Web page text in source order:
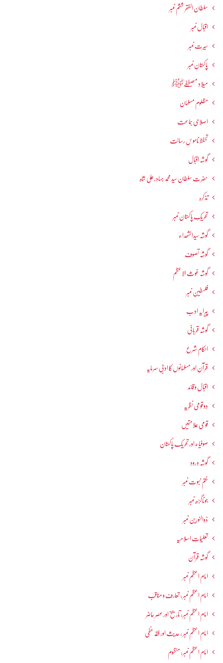
سلطان الفقر ششم نمبر
اقبال نمبر
سیرت نمبر
پاکستان نمبر
میلاد مصطفےٰﷺ
مظلوم مسلمان
اصلاحی جماعت
تحفظ ناموسِ رسالت
گوشہ اقبال
حضرت سلطان سید محمد بہادرعلی شاہ
تذکرہ
تحریکِ پاکستان نمبر
گوشہ سیدالشھداء
گوشہ تصوف
گوشہ غوث الاعظم
فلسطین نمبر
پیرایہ ادب
گوشہ قربانی
احکامِ شرع
قرآن اور مسلمانوں کا ادبی سرمایہ
اقبال و قائد
دو قومی نظریہ
قومی علامتیں
صوفیاء اور تحریک ِپاکستان
گوشہ درود
ختم نبوت نمبر
جوناگڑھ نمبر
ذوالنورین نمبر
تعلیماتِ اسلامیہ
گوشہ قرآن
امام اعظم نمبر
امام اعظم نمبر : تعارف و مناقب
امام اعظم نمبر: تاریخ اور عصرِ حاضر
امام اعظم نمبر : حدیث اور فقہ حنفی
امام اعظم نمبر: منظوم